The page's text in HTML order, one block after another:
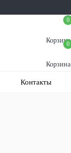
0
Корзина
0
Корзина
Контакты